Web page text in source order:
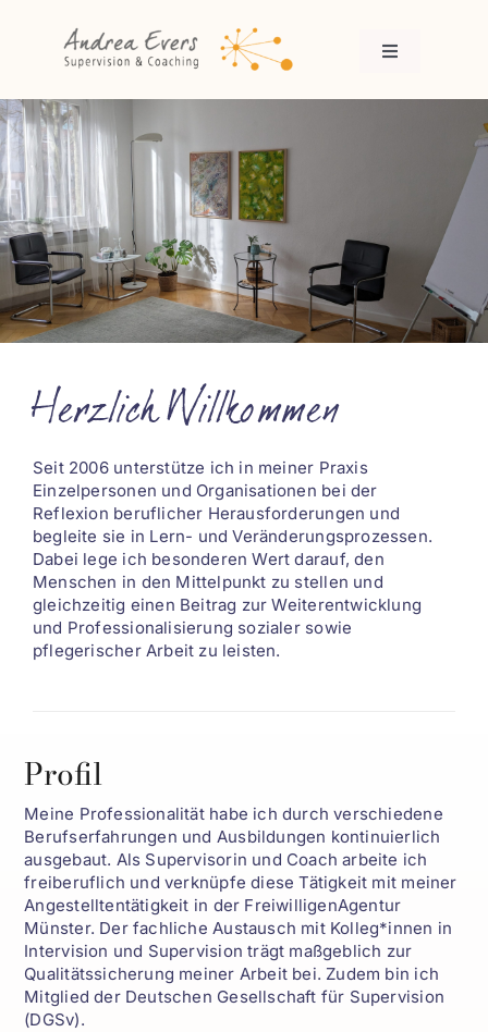
Toggle
Angebote
Erfahrungen
Kontakt
Datenschutz
Impressum
Herzlich Willkommen
Seit 2006 unterstütze ich in meiner Praxis
Einzelpersonen und Organisationen bei der
Reflexion beruflicher Herausforderungen und
begleite sie in Lern- und Veränderungsprozessen.
Dabei lege ich besonderen Wert darauf, den
Menschen in den Mittelpunkt zu stellen und
gleichzeitig einen Beitrag zur Weiterentwicklung
und Professionalisierung sozialer sowie
pflegerischer Arbeit zu leisten.
Profil
Meine Professionalität habe ich durch verschiedene
Berufserfahrungen und Ausbildungen kontinuierlich
ausgebaut. Als Supervisorin und Coach arbeite ich
freiberuflich und verknüpfe diese Tätigkeit mit meiner
Angestelltentätigkeit in der FreiwilligenAgentur
Münster. Der fachliche Austausch mit Kolleg*innen in
Intervision und Supervision trägt maßgeblich zur
Qualitätssicherung meiner Arbeit bei. Zudem bin ich
Mitglied der Deutschen Gesellschaft für Supervision
(DGSv).